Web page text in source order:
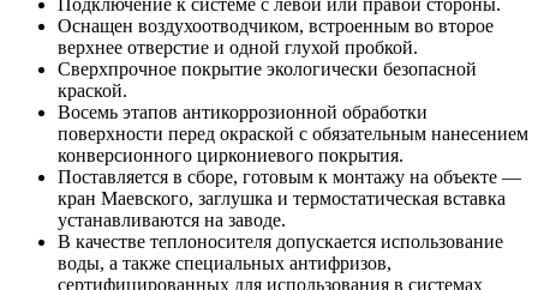
Оснащен воздухоотводчиком, встроенным во второе
верхнее отверстие и одной глухой пробкой.
Сверхпрочное покрытие экологически безопасной
краской.
Восемь этапов антикоррозионной обработки
поверхности перед окраской с обязательным нанесением
конверсионного циркониевого покрытия.
Поставляется в сборе, готовым к монтажу на объекте —
кран Маевского, заглушка и термостатическая вставка
устанавливаются на заводе.
В качестве теплоносителя допускается использование
воды, а также специальных антифризов,
сертифицированных для использования в системах